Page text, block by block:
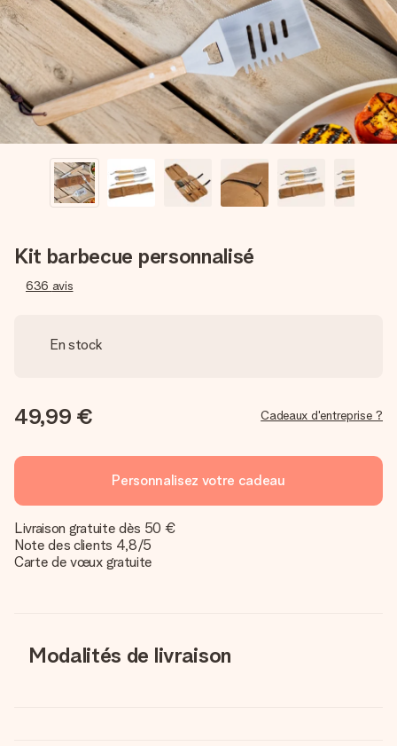
Créez quelque chose d’unique en quelques étapes – avec
son prénom, votre photo ou un message qui touche le cœur.
Sans complications, juste tout l’amour pour le moment idéal.
Kit barbecue personnalisé
636 avis
En stock
49,99 € Cadeaux d'entreprise ?
Personnalisez votre cadeau
Livraison gratuite dès 50 €
Note des clients 4,8/5
Carte de vœux gratuite
Modalités de livraison